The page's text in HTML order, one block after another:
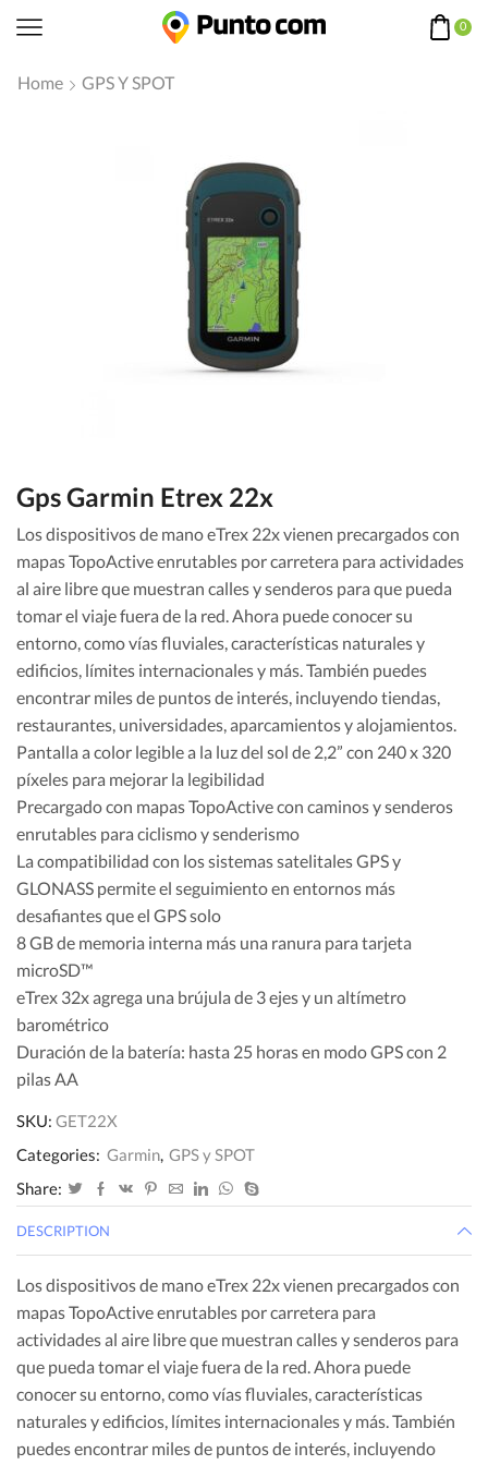
0
Home GPS Y SPOT
Gps Garmin Etrex 22x
Los dispositivos de mano eTrex 22x vienen precargados con
mapas TopoActive enrutables por carretera para actividades
al aire libre que muestran calles y senderos para que pueda
tomar el viaje fuera de la red. Ahora puede conocer su
entorno, como vías fluviales, características naturales y
edificios, límites internacionales y más. También puedes
encontrar miles de puntos de interés, incluyendo tiendas,
restaurantes, universidades, aparcamientos y alojamientos.
Pantalla a color legible a la luz del sol de 2,2” con 240 x 320
píxeles para mejorar la legibilidad
Precargado con mapas TopoActive con caminos y senderos
enrutables para ciclismo y senderismo
La compatibilidad con los sistemas satelitales GPS y
GLONASS permite el seguimiento en entornos más
desafiantes que el GPS solo
8 GB de memoria interna más una ranura para tarjeta
microSD™
eTrex 32x agrega una brújula de 3 ejes y un altímetro
barométrico
Duración de la batería: hasta 25 horas en modo GPS con 2
pilas AA
SKU: GET22X
Categories: Garmin, GPS y SPOT
Share:
DESCRIPTION
Los dispositivos de mano eTrex 22x vienen precargados con
mapas TopoActive enrutables por carretera para
actividades al aire libre que muestran calles y senderos para
que pueda tomar el viaje fuera de la red. Ahora puede
conocer su entorno, como vías fluviales, características
naturales y edificios, límites internacionales y más. También
puedes encontrar miles de puntos de interés, incluyendo